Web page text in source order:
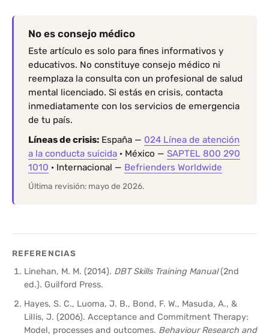
No es consejo médico
Este artículo es solo para fines informativos y
educativos. No constituye consejo médico ni
reemplaza la consulta con un profesional de salud
mental licenciado. Si estás en crisis, contacta
inmediatamente con los servicios de emergencia
de tu país.
Líneas de crisis: España — 024 Línea de atención
a la conducta suicida · México — SAPTEL 800 290
1010 · Internacional — Befrienders Worldwide
Última revisión: mayo de 2026.
REFERENCIAS
Linehan, M. M. (2014). DBT Skills Training Manual(2nd
ed.). Guilford Press.
Hayes, S. C., Luoma, J. B., Bond, F. W., Masuda, A., &
Lillis, J. (2006). Acceptance and Commitment Therapy:
Model, processes and outcomes. Behaviour Research and